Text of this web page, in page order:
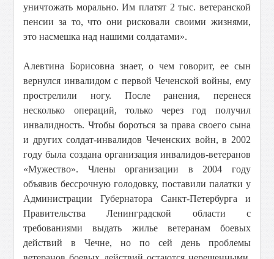
уничтожать морально. Им платят 2 тыс. ветеранской
пенсии за то, что они рисковали своими жизнями,
это насмешка над нашими солдатами».
Алевтина Борисовна знает, о чем говорит, ее сын
вернулся инвалидом с первой Чеченской войны, ему
прострелили ногу. После ранения, перенеся
несколько операций, только через год получил
инвалидность. Чтобы бороться за права своего сына
и других солдат-инвалидов Чеченских войн, в 2002
году была создана организация инвалидов-ветеранов
«Мужество». Члены организации в 2004 году
объявив бессрочную голодовку, поставили палатки у
Администрации Губернатора Санкт-Петербурга и
Правительства Ленинградской области с
требованиями выдать жилье ветеранам боевых
действий в Чечне, но по сей день проблемы